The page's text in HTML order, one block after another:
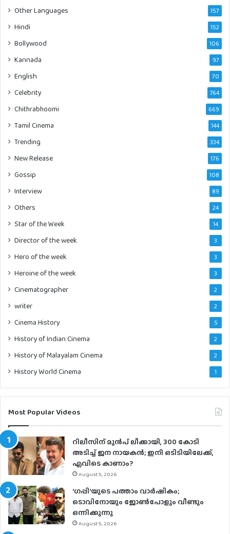
Other Languages 157
Hindi 152
Bollywood 106
Kannada 97
English 70
Celebrity 764
Chithrabhoomi 669
Tamil Cinema 144
Trending 334
New Release 176
Gossip 108
Interview 89
Others 24
Star of the Week 14
Director of the week 3
Hero of the week 3
Heroine of the week 3
Cinematographer 2
writer 2
Cinema History 5
History of Indian Cinema 2
History of Malayalam Cinema 2
History World Cinema 1
Most Popular Videos
റിലീസിന് മുൻപ് ലീക്കായി, 300 കോടി
അടിച്ച് ജന നായകൻ; ഇനി ഒടിടിയിലേക്ക്,
എവിടെ കാണാം?
August 5, 2026
‘ഗപ്പി‘യുടെ പത്താം വാർഷികം;
ടൊവിനോയും ജോൺപോളും വീണ്ടും
ഒന്നിക്കുന്നു
August 5, 2026